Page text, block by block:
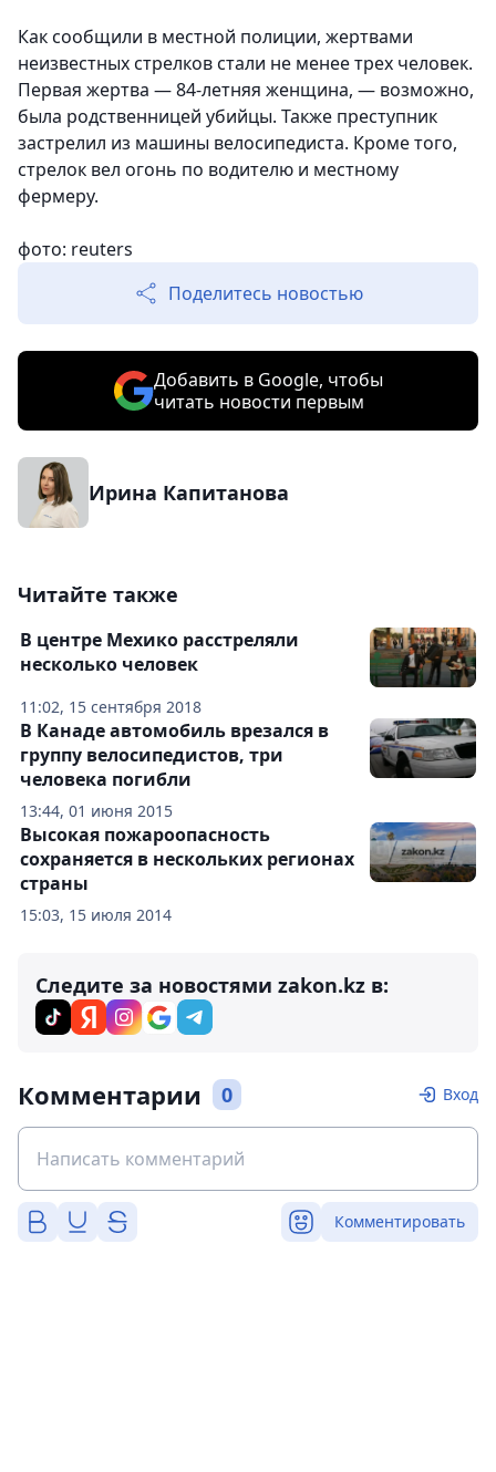
Как сообщили в местной полиции, жертвами
неизвестных стрелков стали не менее трех человек.
Первая жертва — 84-летняя женщина, — возможно,
была родственницей убийцы. Также преступник
застрелил из машины велосипедиста. Кроме того,
стрелок вел огонь по водителю и местному
фермеру.
фото: reuters
Поделитесь новостью
Добавить в Google, чтобы
читать новости первым
Ирина Капитанова
Читайте также
11:02, 15 сентября 2018
В центре Мехико расстреляли
несколько человек
13:44, 01 июня 2015
В Канаде автомобиль врезался в
группу велосипедистов, три
человека погибли
15:03, 15 июля 2014
Высокая пожароопасность
сохраняется в нескольких регионах
страны
Следите за новостями zakon.kz в:
Комментарии 0 Вход
Комментировать